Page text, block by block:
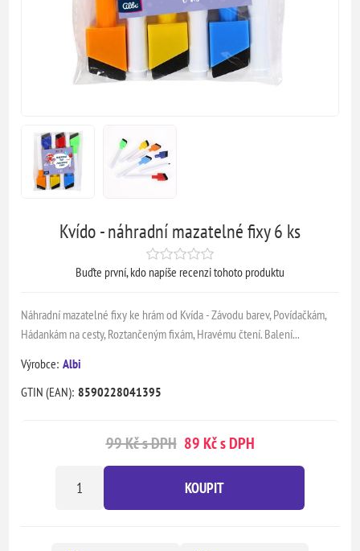
Kvído - náhradní mazatelné fixy 6 ks
Buďte první, kdo napíše recenzi tohoto produktu
Náhradní mazatelné fixy ke hrám od Kvída - Závodu barev, Povídačkám,
Hádankám na cesty, Roztančeným fixám, Hravému čtení. Balení...
Výrobce: Albi
GTIN (EAN): 8590228041395
99 Kč s DPH 89 Kč s DPH
KOUPIT